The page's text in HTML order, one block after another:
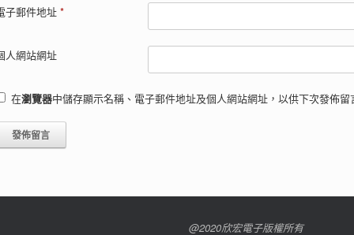
子郵件地址*
人網站網址
在瀏覽器中儲存顯示名稱、電子郵件地址及個人網站網址，以供下次發佈留
@2020欣宏電子版權所有